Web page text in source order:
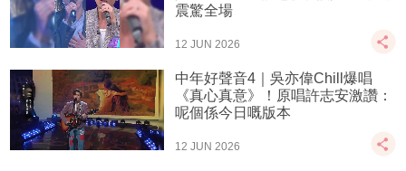
震驚全場
12 JUN 2026
中年好聲音4｜吳亦偉Chill爆唱
《真心真意》！原唱許志安激讚：
呢個係今日嘅版本
12 JUN 2026